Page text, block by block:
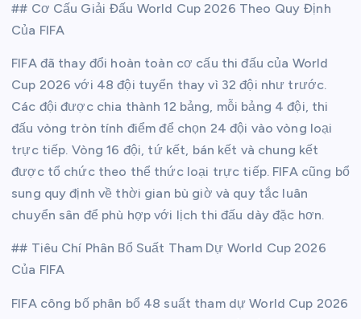
## Cơ Cấu Giải Đấu World Cup 2026 Theo Quy Định
Của FIFA
FIFA đã thay đổi hoàn toàn cơ cấu thi đấu của World
Cup 2026 với 48 đội tuyển thay vì 32 đội như trước.
Các đội được chia thành 12 bảng, mỗi bảng 4 đội, thi
đấu vòng tròn tính điểm để chọn 24 đội vào vòng loại
trực tiếp. Vòng 16 đội, tứ kết, bán kết và chung kết
được tổ chức theo thể thức loại trực tiếp. FIFA cũng bổ
sung quy định về thời gian bù giờ và quy tắc luân
chuyển sân để phù hợp với lịch thi đấu dày đặc hơn.
## Tiêu Chí Phân Bổ Suất Tham Dự World Cup 2026
Của FIFA
FIFA công bố phân bổ 48 suất tham dự World Cup 2026